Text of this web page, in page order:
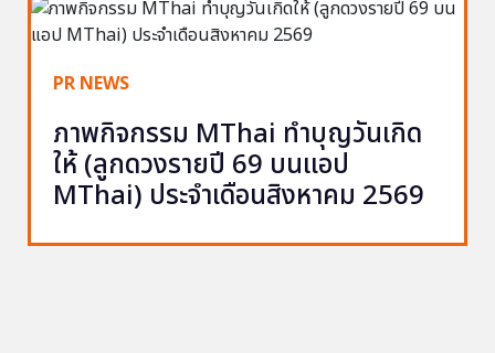
PR NEWS
ภาพกิจกรรม MThai ทำบุญวันเกิด
ให้ (ลูกดวงรายปี 69 บนแอป
MThai) ประจำเดือนสิงหาคม 2569